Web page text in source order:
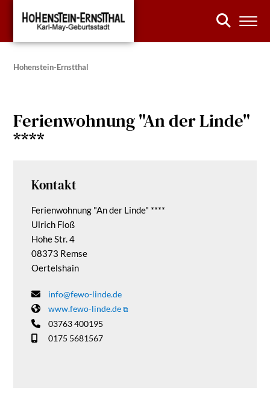
Hohenstein-Ernstthal
Ferienwohnung "An der Linde"
****
Kontakt
Ferienwohnung "An der Linde" ****
Ulrich Floß
Hohe Str. 4
08373 Remse
Oertelshain
info@fewo-linde.de
www.fewo-linde.de
03763 400195
0175 5681567